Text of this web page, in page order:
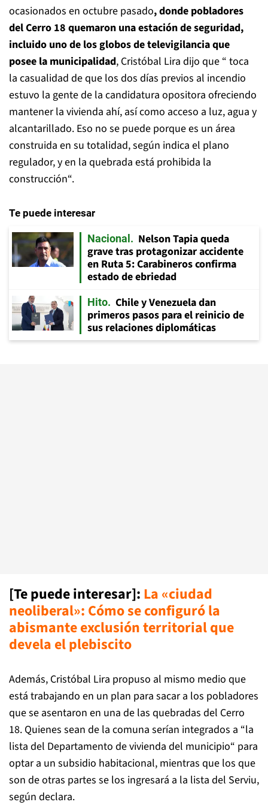
ocasionados en octubre pasado, donde pobladores
del Cerro 18 quemaron una estación de seguridad,
incluido uno de los globos de televigilancia que
posee la municipalidad, Cristóbal Lira dijo que “ toca
la casualidad de que los dos días previos al incendio
estuvo la gente de la candidatura opositora ofreciendo
mantener la vivienda ahí, así como acceso a luz, agua y
alcantarillado. Eso no se puede porque es un área
construida en su totalidad, según indica el plano
regulador, y en la quebrada está prohibida la
construcción“.
Te puede interesar
Nacional
Nelson Tapia queda
grave tras protagonizar accidente
en Ruta 5: Carabineros confirma
estado de ebriedad
Hito
Chile y Venezuela dan
primeros pasos para el reinicio de
sus relaciones diplomáticas
[Te puede interesar]: La «ciudad
neoliberal»: Cómo se configuró la
abismante exclusión territorial que
devela el plebiscito
Además, Cristóbal Lira propuso al mismo medio que
está trabajando en un plan para sacar a los pobladores
que se asentaron en una de las quebradas del Cerro
18. Quienes sean de la comuna serían integrados a “la
lista del Departamento de vivienda del municipio“ para
optar a un subsidio habitacional, mientras que los que
son de otras partes se los ingresará a la lista del Serviu,
según declara.